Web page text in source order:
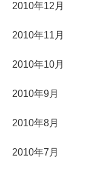
2010年12月
2010年11月
2010年10月
2010年9月
2010年8月
2010年7月